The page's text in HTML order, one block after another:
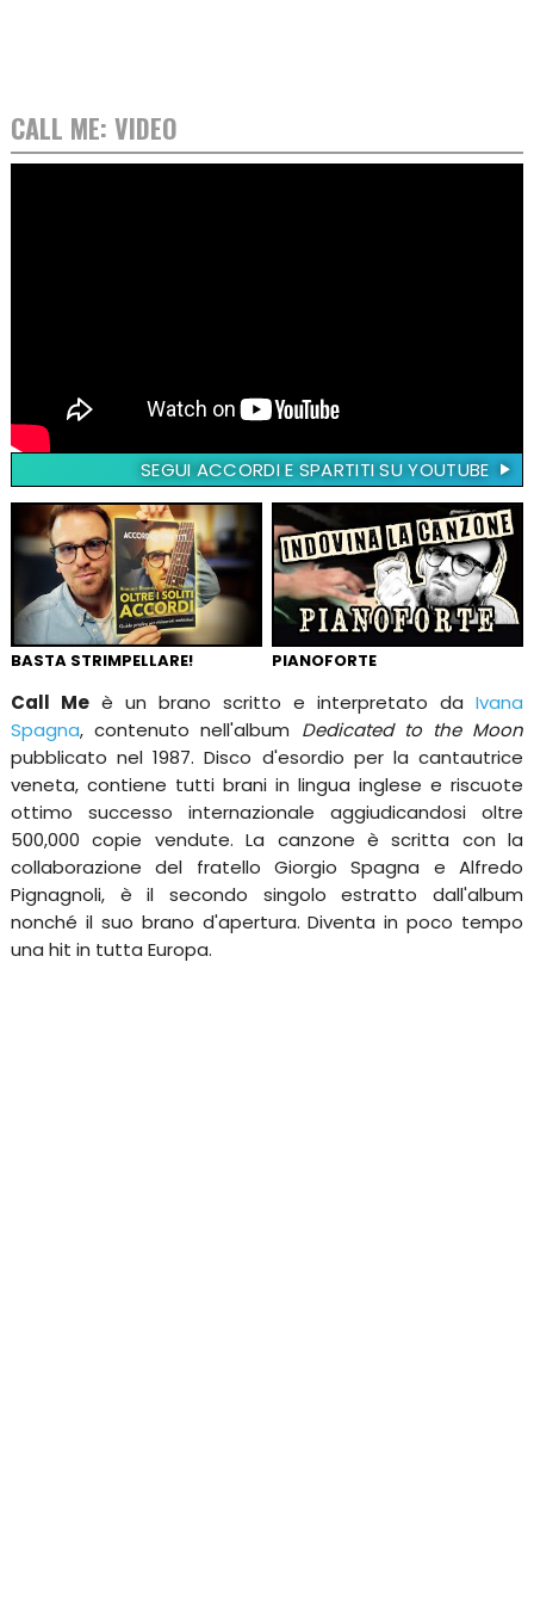
CALL ME: VIDEO
SEGUI ACCORDI E SPARTITI SU YOUTUBE
BASTA STRIMPELLARE! PIANOFORTE
Call Meè un brano scritto e interpretato daIvana
Spagna, contenuto nell'album Dedicated to the Moon
pubblicato nel 1987. Disco d'esordio per la cantautrice
veneta, contiene tutti brani in lingua inglese e riscuote
ottimo successo internazionale aggiudicandosi oltre
500,000 copie vendute. La canzone è scritta con la
collaborazione del fratello Giorgio Spagna e Alfredo
Pignagnoli, è il secondo singolo estratto dall'album
nonché il suo brano d'apertura. Diventa in poco tempo
una hit in tutta Europa.